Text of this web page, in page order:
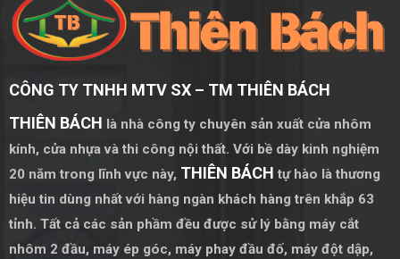
CÔNG TY TNHH MTV SX – TM THIÊN BÁCH
THIÊN BÁCH là nhà công ty chuyên sản xuất cửa nhôm
kính, cửa nhựa và thi công nội thất. Với bề dày kinh nghiệm
20 năm trong lĩnh vực này, THIÊN BÁCH tự hào là thương
hiệu tin dùng nhất với hàng ngàn khách hàng trên khắp 63
tỉnh. Tất cả các sản phầm đều được sử lý bằng máy cắt
nhôm 2 đầu, máy ép góc, máy phay đầu đố, máy đột dập,